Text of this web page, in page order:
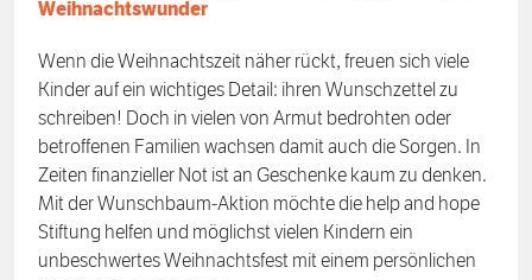
Weihnachtswunder
Wenn die Weihnachtszeit näher rückt, freuen sich viele
Kinder auf ein wichtiges Detail: ihren Wunschzettel zu
schreiben! Doch in vielen von Armut bedrohten oder
betroffenen Familien wachsen damit auch die Sorgen. In
Zeiten finanzieller Not ist an Geschenke kaum zu denken.
Mit der Wunschbaum-Aktion möchte die help and hope
Stiftung helfen und möglichst vielen Kindern ein
unbeschwertes Weihnachtsfest mit einem persönlichen